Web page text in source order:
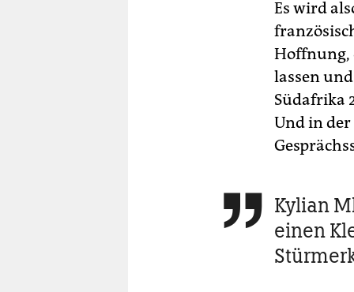
Es wird
Hoffnung,
lassen
Südafrika
Und in der
 Kylian
einen